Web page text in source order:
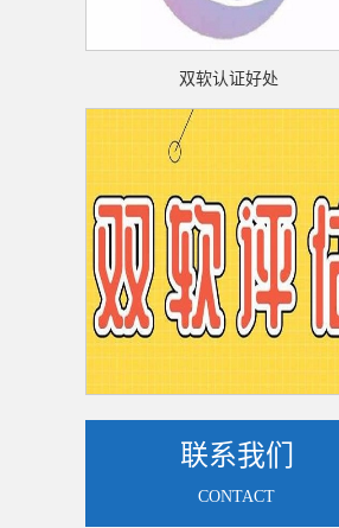
双软认证好处
联系我们
CONTACT